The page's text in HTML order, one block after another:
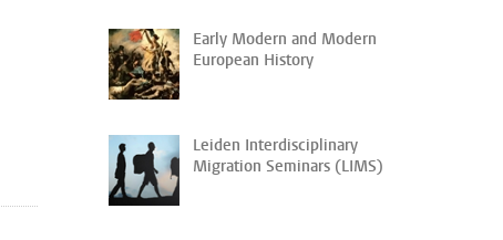
Early Modern and Modern
European History
Leiden Interdisciplinary
Migration Seminars (LIMS)